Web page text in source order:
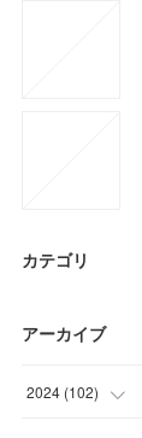
カテゴリ
アーカイブ
2024 (102)